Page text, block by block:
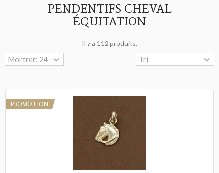
PENDENTIFS CHEVAL
ÉQUITATION
Il y a 112 produits.
PROMOTION